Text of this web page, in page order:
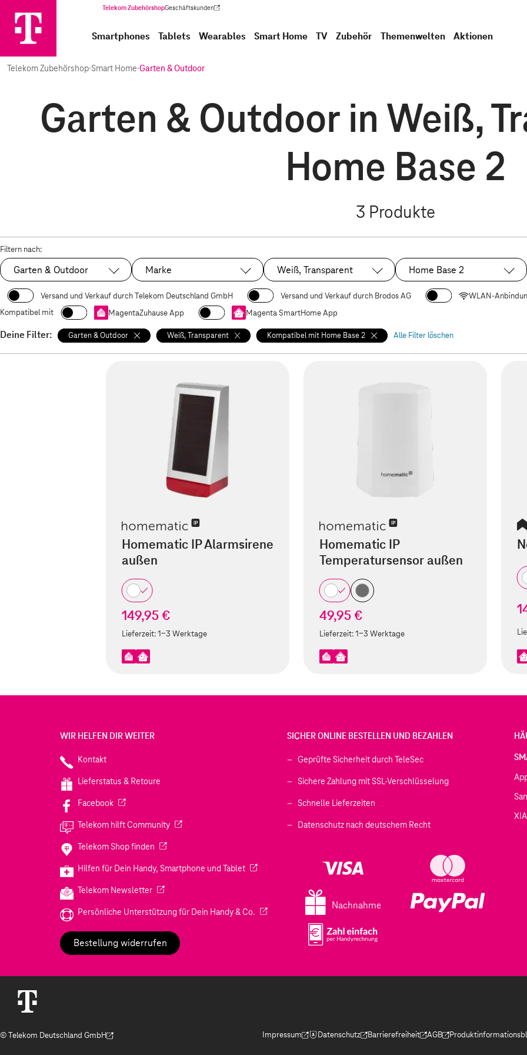
Telekom ZubehörshopGeschäftskunden
(Wird in einem neuen Tab geöffnet)
Smartphones Tablets Wearables Smart Home TV Zubehör Themenwelten Aktionen
Telekom Zubehörshop·Smart Home·Garten & Outdoor
Garten & Outdoor in Weiß,
Home Base 2
3 Produkte
Filtern nach:
Ausgewählt:
Garten & Outdoor Marke Ausgewählt:
Weiß, Transparent Ausgewählt:
Home Base 2
Versand und Verkauf durch Telekom Deutschland GmbH Versand und Verkauf durch Brodos AG
WLAN-
Kompatibel mit
MagentaZuhause App Magenta SmartHome App
Deine Filter: Garten & Outdoor Weiß, Transparent Kompatibel mit Home Base 2 Alle Filter löschen
Homematic IP Alarmsirene
außen
149,95 €
Lieferzeit:1-3 Werktage
Homematic IP
Temperatursensor außen
49,95 €
Lieferzeit:1-3 Werktage
WIR HELFEN DIR WEITER
Kontakt
Lieferstatus & Retoure
Facebook(Wird in einem neuen Tab geöffnet)
Telekom hilft Community(Wird in einem neuen Tab geöffnet)
Telekom Shop finden (Wird in einem neuen Tab geöffnet)
Hilfen für Dein Handy, Smartphone und Tablet(Wird in einem neuen Tab geöffnet)
Telekom Newsletter(Wird in einem neuen Tab geöffnet)
Persönliche Unterstützung für Dein Handy & Co. (Wird in einem neuen Tab geöffnet)
Bestellung widerrufen
SICHER ONLINE BESTELLEN UND BEZAHLEN
Geprüfte Sicherheit durch TeleSec
Sichere Zahlung mit SSL-Verschlüsselung
Schnelle Lieferzeiten
Datenschutz nach deutschem Recht
Nachnahme
© Telekom Deutschland GmbH
(Der Link wird in einem neuen Tab geöffnet)
Impressum
(Der Link wird in einem neuen Tab geöffnet)
Datenschutz
(Der Link wird in einem neuen Tab geöffnet)
Barrierefreiheit
(Der Link wird in einem neuen Tab geöffnet)
AGB
(Der Link wird in einem
(Der Link wird in